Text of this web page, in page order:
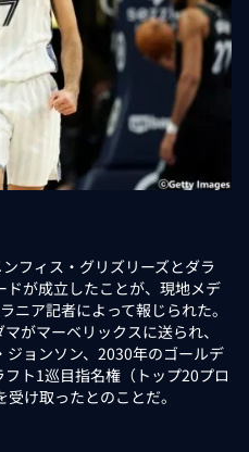
フィス・グリズリーズとダラ
が成立したことが、現地メデ
ニア記者によって報じられた。
がマーベリックスに送られ、
ジョンソン、2030年のゴールデ
ト1巡目指名権（トップ20プロ
け取ったとのことだ。